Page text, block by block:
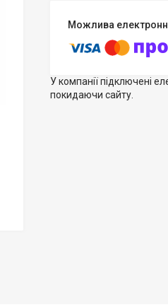
У компанії підключені
покидаючи сайту.